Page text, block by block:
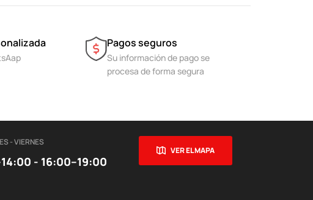
Pagos seguros
Su información de pago se
procesa de forma segura
- VIERNES
- 16:00–19:00
VER EL MAPA